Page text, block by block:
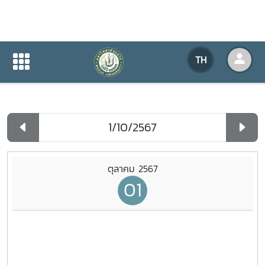
TH
ปฏิทินกิจกรรมของหน่วยงาน
ปฏิทินกิจกรรมของหน่วยงาน
ตุลาคม 2567
01